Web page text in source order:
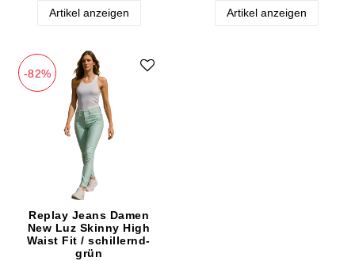
Artikel anzeigen Artikel anzeigen
-82%
Replay Jeans Damen
New Luz Skinny High
Waist Fit / schillernd-
grün